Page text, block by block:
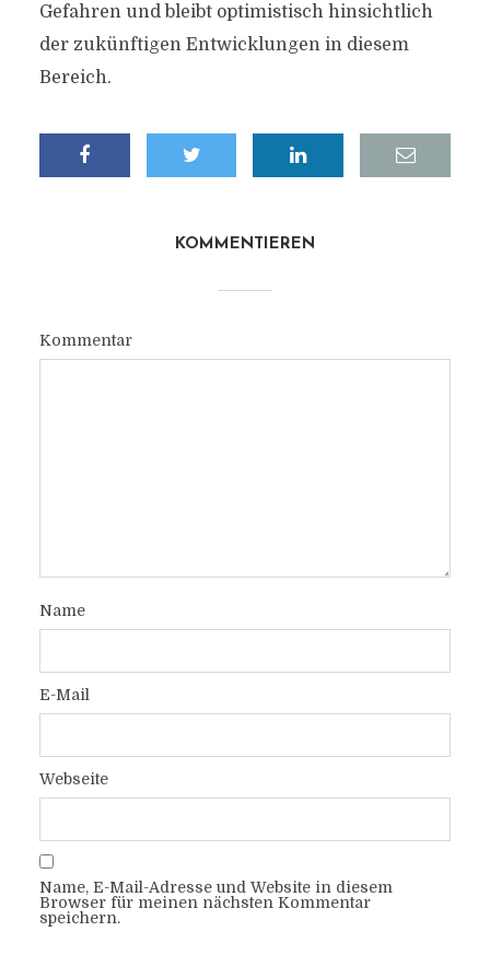
Gefahren und bleibt optimistisch hinsichtlich
der zukünftigen Entwicklungen in diesem
Bereich.
KOMMENTIEREN
Kommentar
Name
E-Mail
Webseite
Name, E-Mail-Adresse und Website in diesem
Browser für meinen nächsten Kommentar
speichern.